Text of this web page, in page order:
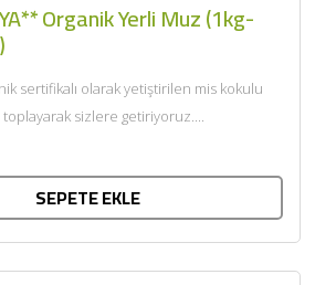
Organik Yerli Muz (1kg-
sertifikalı olarak yetiştirilen mis kokulu
toplayarak sizlere getiriyoruz....
SEPETE EKLE